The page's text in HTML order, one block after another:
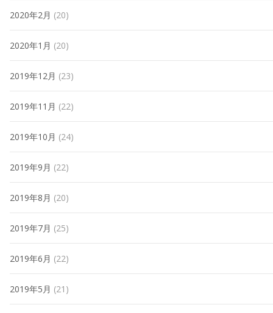
2020年2月 (20)
2020年1月 (20)
2019年12月 (23)
2019年11月 (22)
2019年10月 (24)
2019年9月 (22)
2019年8月 (20)
2019年7月 (25)
2019年6月 (22)
2019年5月 (21)